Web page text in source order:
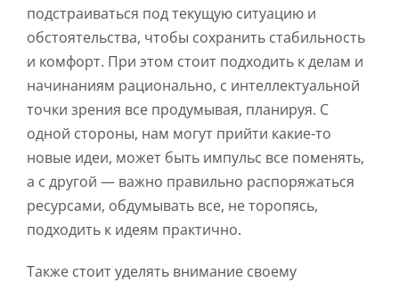
подстраиваться под текущую ситуацию и
обстоятельства, чтобы сохранить стабильность
и комфорт. При этом стоит подходить к делам и
начинаниям рационально, с интеллектуальной
точки зрения все продумывая, планируя. С
одной стороны, нам могут прийти какие-то
новые идеи, может быть импульс все поменять,
а с другой — важно правильно распоряжаться
ресурсами, обдумывать все, не торопясь,
подходить к идеям практично.
Также стоит уделять внимание своему